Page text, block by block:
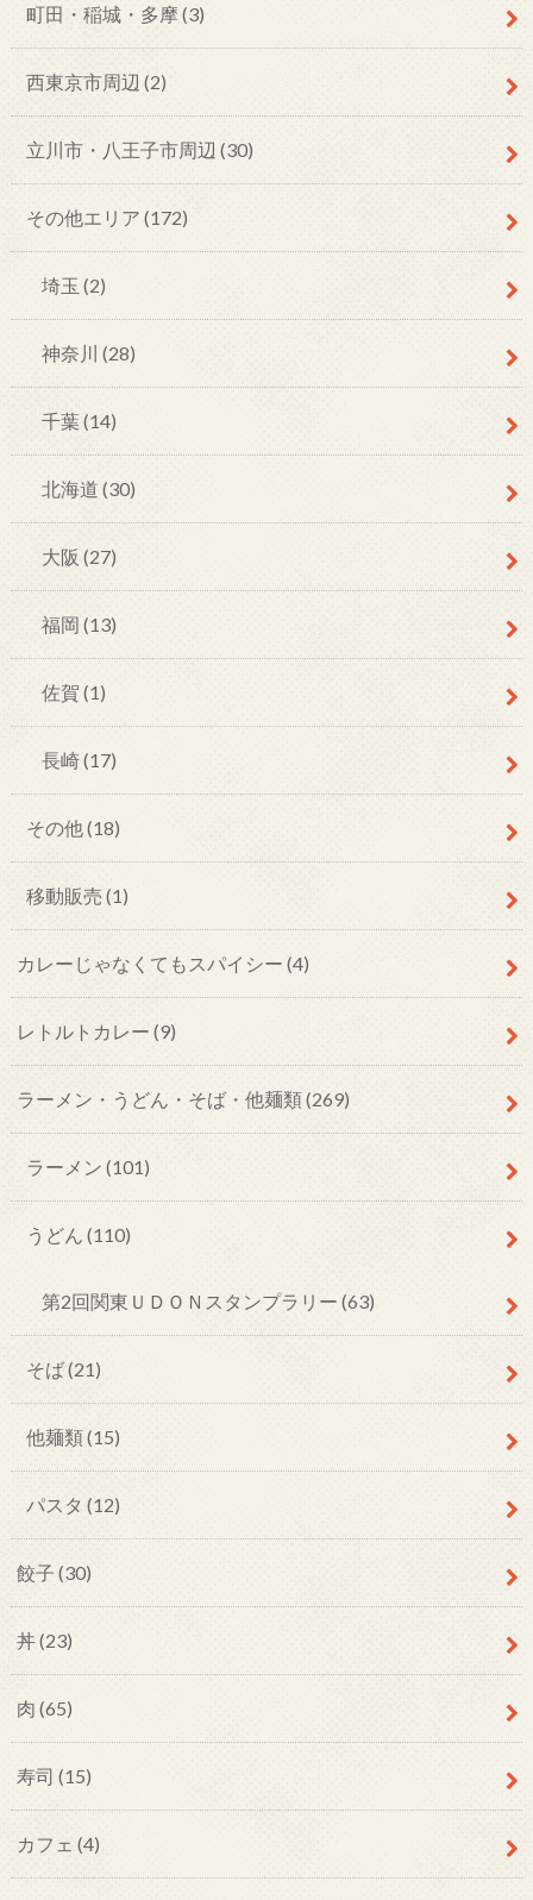
町田・稲城・多摩(3)
西東京市周辺 (2)
立川市・八王子市周辺 (30)
その他エリア (172)
埼玉 (2)
神奈川 (28)
千葉(14)
北海道 (30)
大阪 (27)
福岡 (13)
佐賀 (1)
長崎(17)
その他(18)
移動販売 (1)
カレーじゃなくてもスパイシー (4)
レトルトカレー (9)
ラーメン・うどん・そば・他麺類(269)
ラーメン (101)
うどん (110)
第2回関東ＵＤＯＮスタンプラリー (63)
そば(21)
他麺類(15)
パスタ (12)
餃子 (30)
丼(23)
肉 (65)
寿司 (15)
カフェ (4)